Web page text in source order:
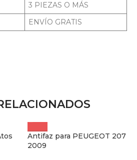
3 PIEZAS O MÁS
ENVÍO GRATIS
Antifaz para PEUGEOT 207
2009